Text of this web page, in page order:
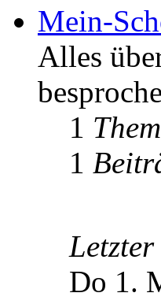
Mein-
Alles
1
1
Do 1.